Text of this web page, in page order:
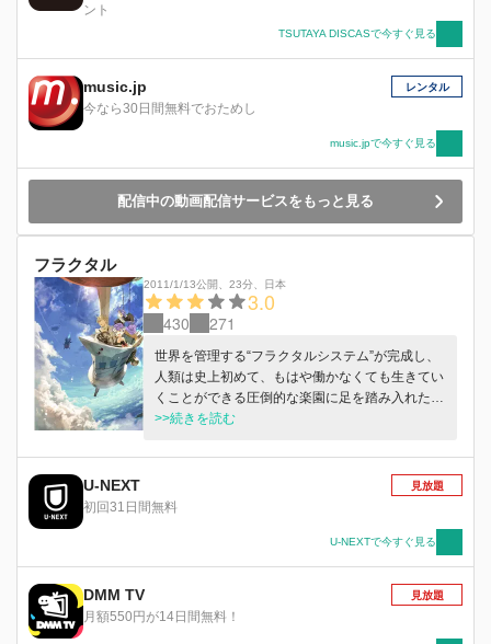
ント
TSUTAYA DISCASで今すぐ見る
music.jp
今なら30日間無料でおためし
レンタル
music.jpで今すぐ見る
配信中の動画配信サービスをもっと見る
フラクタル
2011/1/13公開 23分 日本
3.0
430 271
世界を管理する“フラクタルシステム”が完成し、
人類は史上初めて、もはや働かなくても生きてい
くことができる圧倒的な楽園に足を踏み入れた。
それから千年―システムはいまだに生き残り稼働
できなかった。多くの人々が、その維持こそが、
人類の幸せの条件だと信じて疑っていなかった。
物語は、そんなシステムが崩壊し始めた、ある大
年・クレインは、ある日何者かに追われ崖の下に
転落した少女・フリュネを助ける。少女との出会
いに心躍らせるクレイン。だが、フリュネはブロ
ーチを残しクレインの前から姿を消した。ブロー
チに残されたデータには、少女の姿をしたアバタ
>>続きを読む
U-NEXT
初回31日間無料
見放題
U-NEXTで今すぐ見る
DMM TV
月額550円が14日間無料！
見放題